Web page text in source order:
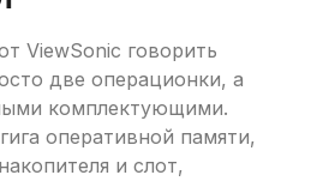
ViewSonic говорить
две операционки, а
комплектующими.
оперативной памяти,
и слот,